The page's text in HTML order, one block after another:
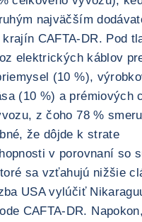
najväčším
krajín CAFTA-DR. Pod
elektrických káblov
(10 %),
(10 %) a prémiových
z čoho 78 %
že dôjde k strate
v porovnaní so
sa vzťahujú nižšie
USA vylúčiť
CAFTA-DR.